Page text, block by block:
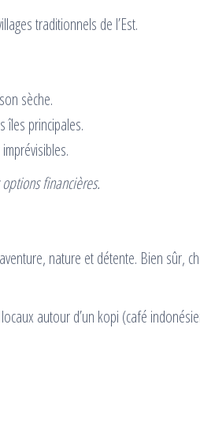
traditionnels de l’Est.
sèche.
îles principales.
financières.
nature et détente. Bien sûr,
autour d’un kopi (café